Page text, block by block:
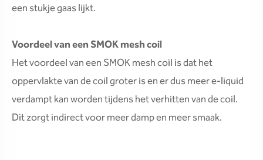
een stukje gaas lijkt.
Voordeel van een SMOK mesh coil
Het voordeel van een SMOK mesh coil is dat het
oppervlakte van de coil groter is en er dus meer e-liquid
verdampt kan worden tijdens het verhitten van de coil.
Dit zorgt indirect voor meer damp en meer smaak.